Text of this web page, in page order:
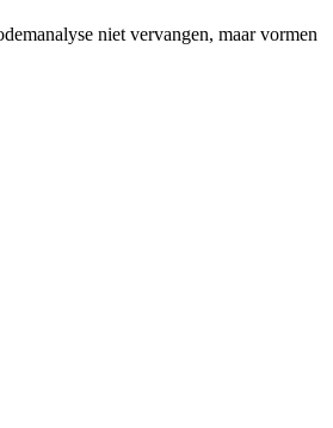
niet vervangen, maar vormen